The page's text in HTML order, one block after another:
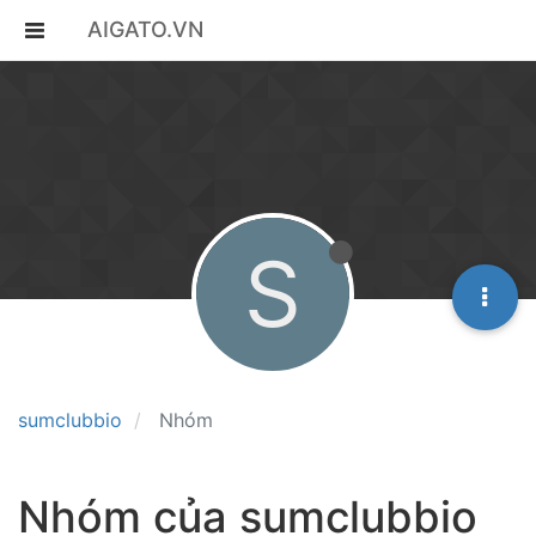
AIGATO.VN
sumclubbio Nhóm
S
Nhóm của sumclubbio